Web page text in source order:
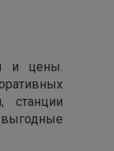
и цены.
станции